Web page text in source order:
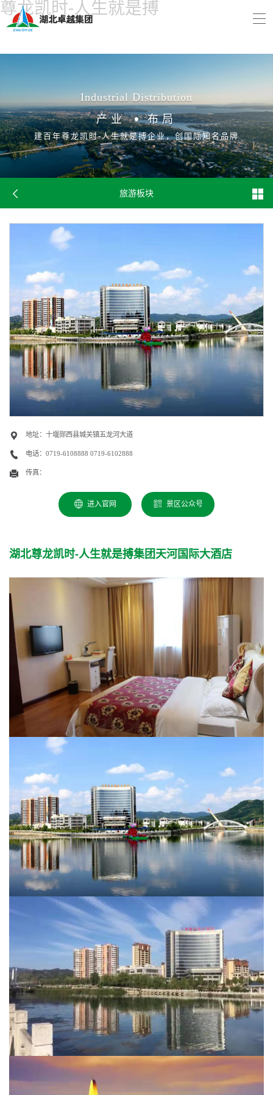
尊龙凯时-人生就是搏
Industrial Distribution
产业
布局
建百年尊龙凯时-人生就是搏企业，创国际知名品牌
旅游板块
地址：十堰郧西县城关镇五龙河大道
电话： 0719-6108888 0719-6102888
传真：
进入官网 景区公众号
湖北尊龙凯时-人生就是搏集团天河国际大酒店